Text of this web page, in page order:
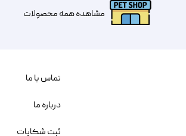
مشاهده همه محصولات
تماس با ما
درباره ما
ثبت شکایات